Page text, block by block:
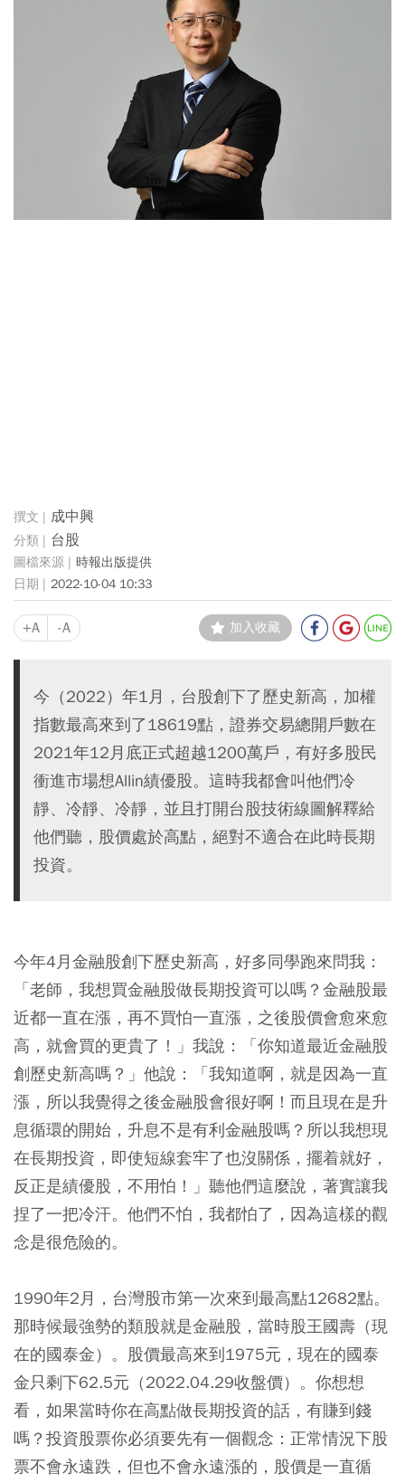
成中興
台股
時報出版提供
2022-10-04 10:33
+A -A 加入收藏
今（2022）年1月，台股創下了歷史新高，加權
指數最高來到了18619點，證券交易總開戶數在
2021年12月底正式超越1200萬戶，有好多股民
衝進市場想Allin績優股。這時我都會叫他們冷
靜、冷靜、冷靜，並且打開台股技術線圖解釋給
他們聽，股價處於高點，絕對不適合在此時長期
投資。
今年4月金融股創下歷史新高，好多同學跑來問我：
「老師，我想買金融股做長期投資可以嗎？金融股最
近都一直在漲，再不買怕一直漲，之後股價會愈來愈
高，就會買的更貴了！」我說：「你知道最近金融股
創歷史新高嗎？」他說：「我知道啊，就是因為一直
漲，所以我覺得之後金融股會很好啊！而且現在是升
息循環的開始，升息不是有利金融股嗎？所以我想現
在長期投資，即使短線套牢了也沒關係，擺着就好，
反正是績優股，不用怕！」聽他們這麼說，著實讓我
捏了一把冷汗。他們不怕，我都怕了，因為這樣的觀
念是很危險的。
1990年2月，台灣股市第一次來到最高點12682點。
那時候最強勢的類股就是金融股，當時股王國壽（現
在的國泰金）。股價最高來到1975元，現在的國泰
金只剩下62.5元（2022.04.29收盤價）。你想想
看，如果當時你在高點做長期投資的話，有賺到錢
嗎？投資股票你必須要先有一個觀念：正常情況下股
票不會永遠跌，但也不會永遠漲的，股價是一直循